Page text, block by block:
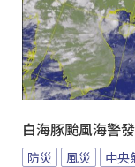
白海豚颱風海警
防災 風災 中央